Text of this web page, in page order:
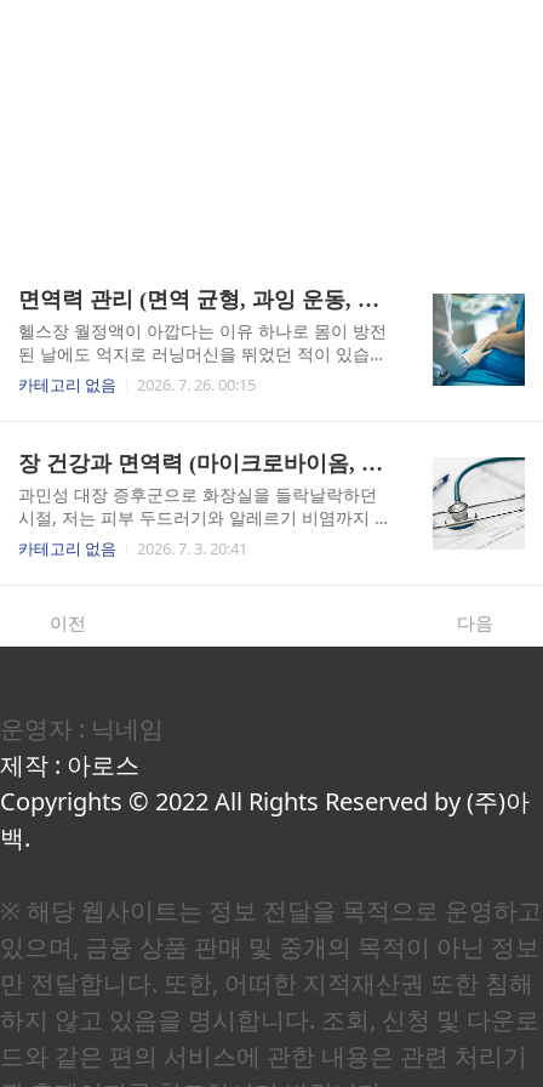
면역력 관리 (면역 균형, 과잉 운동, 생활 습관)
헬스장 월정액이 아깝다는 이유 하나로 몸이 방전
된 날에도 억지로 러닝머신을 뛰었던 적이 있습니
다. 열심히 하면 당연히 몸이 좋아질 거라고 믿었는
데, 어느 순간부터 아침에 일어나도 피곤이 전혀 풀
고 보니 그게 면역력이 바닥을 치고 있다는 신호였
습니다. 열심히 했는데 왜 몸이 무너질까 — 면역
균형의 기본일반적으로 운동을 꾸준히 하면 면역
력이 올라간다고 알려져 있습니다. 저도 그렇게 믿
었고, 그래서 퇴근 후 지쳐도 헬스장에 갔습니다.
천면역(innate immunity)은 외부 세균이나 바이
러스가 들어왔을 때 가장 먼..
카테고리 없음 2026. 7. 26. 00:15
장 건강과 면역력 (마이크로바이옴, 장누수증후군, 프리바이오틱스)
과민성 대장 증후군으로 화장실을 들락날락하던
시절, 저는 피부 두드러기와 알레르기 비염까지 한
꺼번에 얻었습니다. 처음엔 그게 전부 장과 연결되
어 있다는 사실을 전혀 몰랐습니다. 장 건강이 면역
크로바이옴이 면역의 사령부인 이유우리 몸의 면
에 전체 면역 세포의 약 70% 이상이 집중되어 있습
니다(출처: 질병관리청). 여기서 GALT란 장점막에
분포한 면역 조직 전체를 가리키는 말로, 쉽게 말해
장이 곧 우리 몸 최대의 면역 기관이라는 의미입..
카테고리 없음 2026. 7. 3. 20:41
이전 다음
운영자 : 닉네임
제작 : 아로스
Copyrights © 2022 All Rights Reserved by (주)아
백.
※ 해당 웹사이트는 정보 전달을 목적으로 운영하고
있으며, 금융 상품 판매 및 중개의 목적이 아닌 정보
만 전달합니다. 또한, 어떠한 지적재산권 또한 침해
하지 않고 있음을 명시합니다. 조회, 신청 및 다운로
드와 같은 편의 서비스에 관한 내용은 관련 처리기